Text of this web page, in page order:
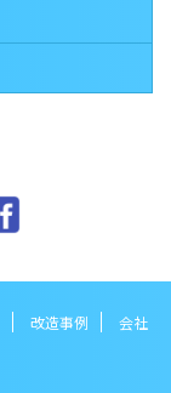
改造事例
会社